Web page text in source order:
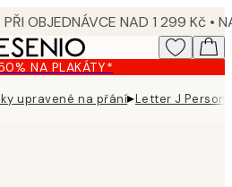
NA PLAKÁTY*
upravené na přání▸Letter J